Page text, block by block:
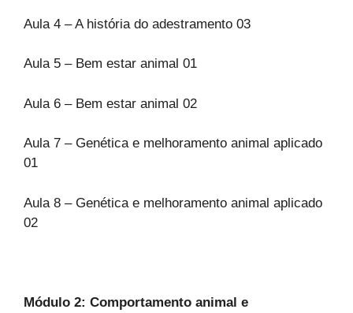
Aula 4 – A história do adestramento 03
Aula 5 – Bem estar animal 01
Aula 6 – Bem estar animal 02
Aula 7 – Genética e melhoramento animal aplicado
01
Aula 8 – Genética e melhoramento animal aplicado
02
Módulo 2: Comportamento animal e